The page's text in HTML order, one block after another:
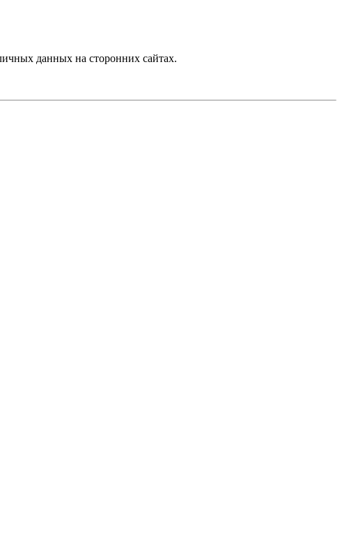
данных на сторонних сайтах.